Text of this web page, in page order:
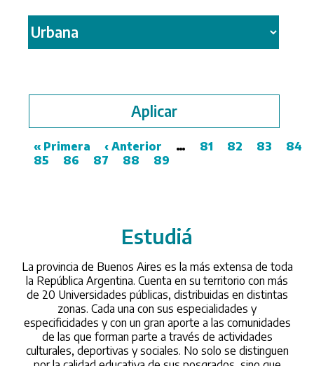
Pagination
First
page
« Primera
Previous
page
‹ Anterior … Page
81 Page
82 Page
83
84
Page
85 Page
86 Page
87 Page
88 Page
89
Estudiá
/universidades
La provincia de Buenos Aires es la más extensa de toda
la República Argentina. Cuenta en su territorio con más
de 20 Universidades públicas, distribuidas en distintas
zonas. Cada una con sus especialidades y
especificidades y con un gran aporte a las comunidades
de las que forman parte a través de actividades
culturales, deportivas y sociales. No solo se distinguen